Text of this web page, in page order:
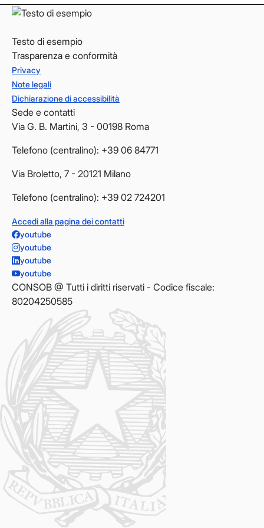
Testo di esempio
Trasparenza e conformità
Privacy
Note legali
Dichiarazione di accessibilità
Sede e contatti
Via G. B. Martini, 3 - 00198 Roma
Telefono (centralino): +39 06 84771
Via Broletto, 7 - 20121 Milano
Telefono (centralino): +39 02 724201
Accedi alla pagina dei contatti
youtube
youtube
youtube
youtube
CONSOB @ Tutti i diritti riservati - Codice fiscale:
80204250585